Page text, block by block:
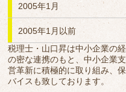
2005年1月
2005年1月以前
税理士・山口昇は中小企業の
の密な連携のもと、中小企業
営革新に積極的に取り組み、
バイスも致しております。